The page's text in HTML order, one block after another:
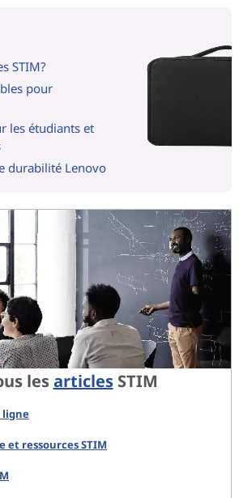
STIM?
pour
les étudiants et
durabilité Lenovo
lesarticlesSTIM
ligne
et ressources STIM